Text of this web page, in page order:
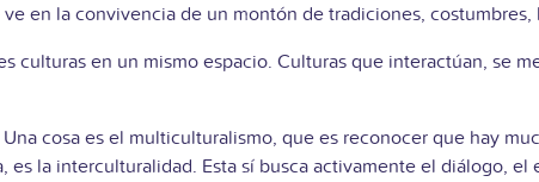
en la convivencia de un montón de tradiciones,
culturas en un mismo espacio. Culturas que interactúan, se
cosa es el multiculturalismo, que es reconocer que hay
la interculturalidad. Esta sí busca activamente el diálogo,